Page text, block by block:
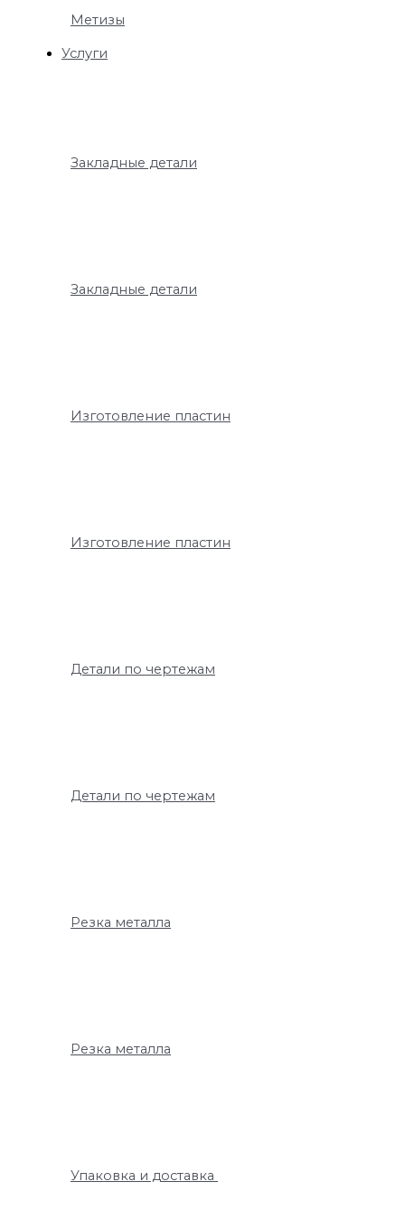
Метизы
Услуги
Закладные детали
Закладные детали
Изготовление пластин
Изготовление пластин
Детали по чертежам
Детали по чертежам
Резка металла
Резка металла
Упаковка и доставка